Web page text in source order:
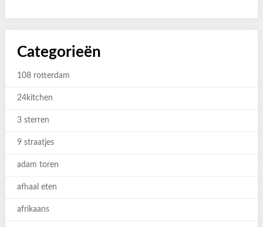
Categorieën
108 rotterdam
24kitchen
3 sterren
9 straatjes
adam toren
afhaal eten
afrikaans